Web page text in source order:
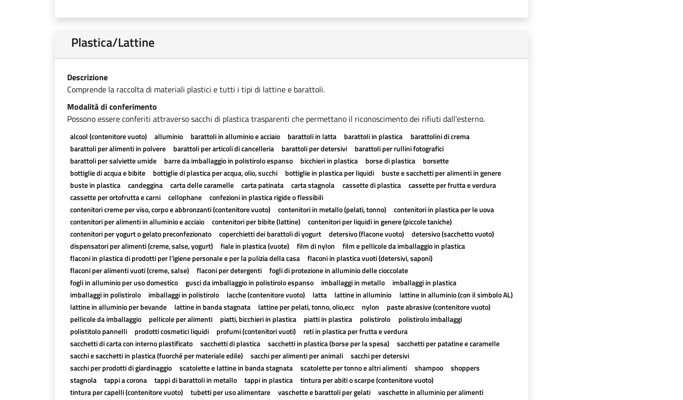
Plastica/Lattine
Descrizione
Comprende la raccolta di materiali plastici e tutti i tipi di lattine e barattoli.
Modalità di conferimento
Possono essere conferiti attraverso sacchi di plastica trasparenti che permettano il riconoscimento dei rifiuti dall'esterno.
alcool (contenitore vuoto) alluminio barattoli in alluminio e acciaio barattoli in latta barattoli in plastica
barattolini di crema
barattoli per alimenti in polvere
barattoli per articoli di cancelleria barattoli per detersivi
barattoli per rullini fotografici
barattoli per salviette umide
barre da imballaggio in polistirolo espanso bicchieri in plastica borse di plastica
borsette
bottiglie di acqua e bibite
bottiglie di plastica per acqua, olio, succhi bottiglie in plastica per liquidi
buste e sacchetti per alimenti in genere
buste in plastica
candeggina carta delle caramelle carta patinata carta stagnola cassette di plastica
cassette per frutta e verdura
cassette per ortofrutta e carni
cellophane
confezioni in plastica rigide o flessibili
contenitori creme per viso, corpo e abbronzanti (contenitore vuoto)
contenitori in metallo (pelati, tonno)
contenitori in plastica per le uova
contenitori per alimenti in alluminio e acciaio
contenitori per bibite (lattine)
contenitori per liquidi in genere (piccole taniche)
contenitori per yogurt o gelato preconfezionato
coperchietti dei barattoli di yogurt detersivo (flacone vuoto)
detersivo (sacchetto vuoto)
dispensatori per alimenti (creme, salse, yogurt)
fiale in plastica (vuote) film di nylon
film e pellicole da imballaggio in plastica
flaconi in plastica di prodotti per l’igiene personale e per la pulizia della casa
flaconi in plastica vuoti (detersivi, saponi)
flaconi per alimenti vuoti (creme, salse)
flaconi per detergenti
fogli di protezione in alluminio delle cioccolate
fogli in alluminio per uso domestico
gusci da imballaggio in polistirolo espanso imballaggi in metallo
imballaggi in plastica
imballaggi in polistirolo
imballaggi in polistirolo lacche (contenitore vuoto) latta lattine in alluminio
lattine in alluminio (con il simbolo AL)
lattine in alluminio per bevande
lattine in banda stagnata lattine per pelati, tonno, olio,ecc nylon
paste abrasive (contenitore vuoto)
pellicole da imballaggio
pellicole per alimenti piatti, bicchieri in plastica piatti in plastica polistirolo
polistirolo imballaggi
polistitolo pannelli
prodotti cosmetici liquidi profumi (contenitori vuoti)
reti in plastica per frutta e verdura
sacchetti di carta con interno plastificato
sacchetti di plastica sacchetti in plastica (borse per la spesa)
sacchetti per patatine e caramelle
sacchi e sacchetti in plastica (fuorché per materiale edile)
sacchi per alimenti per animali
sacchi per detersivi
sacchi per prodotti di giardinaggio
scatolette e lattine in banda stagnata scatolette per tonno e altri alimenti shampoo
shoppers
stagnola
tappi a corona tappi di barattoli in metallo tappi in plastica
tintura per abiti o scarpe (contenitore vuoto)
tintura per capelli (contenitore vuoto)
tubetti per uso alimentare vaschette e barattoli per gelati
vaschette in alluminio per alimenti